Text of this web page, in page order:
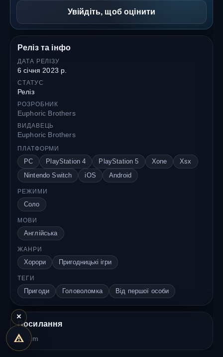
Увійдіть, щоб оцінити
Реліз та інфо
ДАТА РЕЛІЗУ
6 січня 2023 р.
СТАТУС
Реліз
РОЗРОБНИК
Euphoric Brothers
ВИДАВЕЦЬ
Euphoric Brothers
ПЛАТФОРМИ
PC PlayStation 4 PlayStation 5 Xone
Xsx
Nintendo Switch
iOS Android
РЕЖИМИ
Соло
МОВИ
Англійська
ЖАНРИ
Хорори Пригодницькі ігри
ТЕГИ
Пригоди Головоломка Від першої особи
Посилання
Steam
×